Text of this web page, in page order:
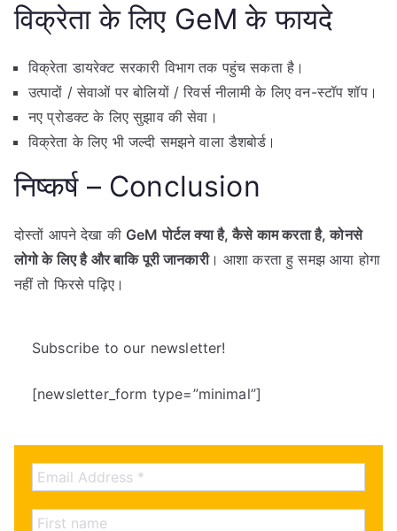
विक्रेता के लिए GeM के फायदे
विक्रेता डायरेक्ट सरकारी विभाग तक पहुंच सकता है।
उत्पादों / सेवाओं पर बोलियों / रिवर्स नीलामी के लिए वन-स्टॉप शॉप।
नए प्रोडक्ट के लिए सुझाव की सेवा।
विक्रेता के लिए भी जल्दी समझने वाला डैशबोर्ड।
निष्कर्ष – Conclusion
दोस्तों आपने देखा की GeM पोर्टल क्या है, कैसे काम करता है, कोनसे
लोगो के लिए है और बाकि पूरी जानकारी। आशा करता हु समझ आया होगा
नहीं तो फिरसे पढ़िए।
Subscribe to our newsletter!
[newsletter_form type=”minimal”]